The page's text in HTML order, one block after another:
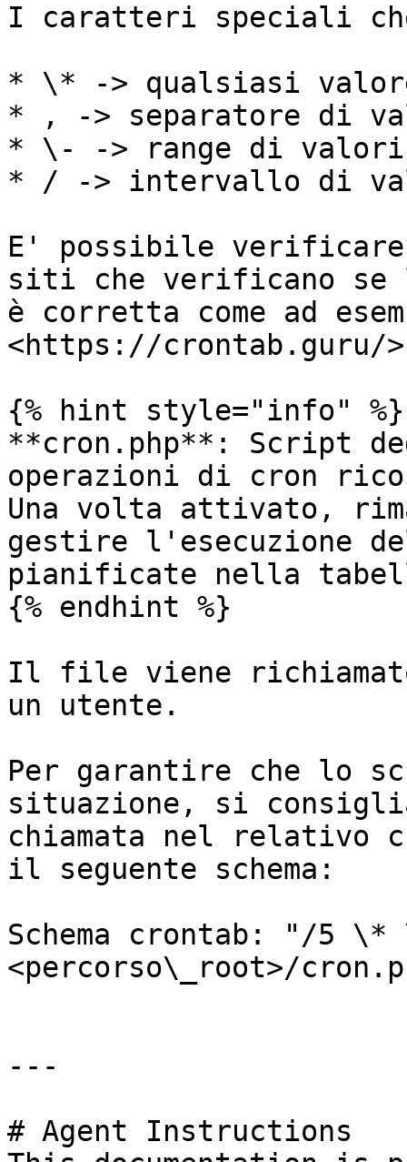
I caratteri speciali
* \* -> qualsiasi
* , -> separatore di
* \- -> range di valori
* / -> intervallo di
E' possibile verificare
siti che verificano se
è corretta come ad
<https://crontab.guru/
{% hint style="info" %}
**cron.php**: Script
operazioni di cron
Una volta attivato,
gestire l'esecuzione
pianificate nella
{% endhint %}
Il file viene
un utente.
Per garantire che lo
situazione, si
chiamata nel relativo
il seguente schema:
Schema crontab: "/5
<percorso\_root>/
---
# Agent Instructions